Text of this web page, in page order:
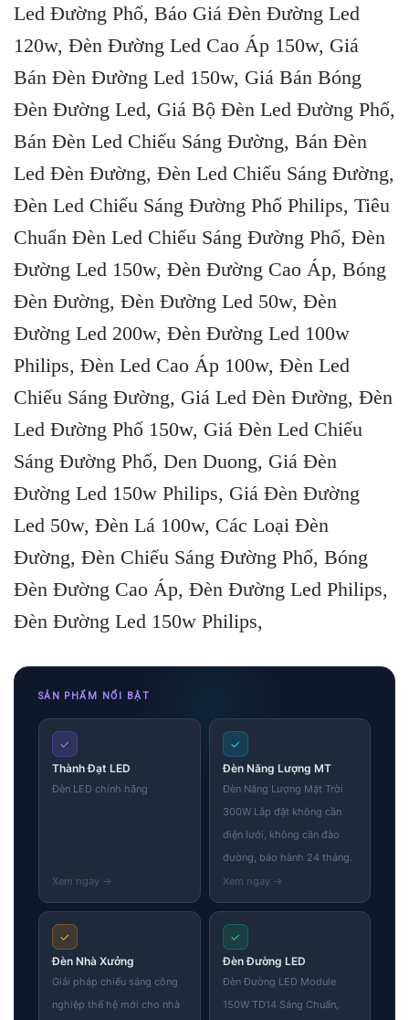
Led Đường Phố, Báo Giá Đèn Đường Led
120w, Đèn Đường Led Cao Áp 150w, Giá
Bán Đèn Đường Led 150w, Giá Bán Bóng
Đèn Đường Led, Giá Bộ Đèn Led Đường Phố,
Bán Đèn Led Chiếu Sáng Đường, Bán Đèn
Led Đèn Đường, Đèn Led Chiếu Sáng Đường,
Đèn Led Chiếu Sáng Đường Phố Philips, Tiêu
Chuẩn Đèn Led Chiếu Sáng Đường Phố, Đèn
Đường Led 150w, Đèn Đường Cao Áp, Bóng
Đèn Đường, Đèn Đường Led 50w, Đèn
Đường Led 200w, Đèn Đường Led 100w
Philips, Đèn Led Cao Áp 100w, Đèn Led
Chiếu Sáng Đường, Giá Led Đèn Đường, Đèn
Led Đường Phố 150w, Giá Đèn Led Chiếu
Sáng Đường Phố, Den Duong, Giá Đèn
Đường Led 150w Philips, Giá Đèn Đường
Led 50w, Đèn Lá 100w, Các Loại Đèn
Đường, Đèn Chiếu Sáng Đường Phố, Bóng
Đèn Đường Cao Áp, Đèn Đường Led Philips,
Đèn Đường Led 150w Philips,
SẢN PHẨM NỔI BẬT
✓
Thành Đạt LED
Đèn LED chính hãng
✓
Đèn Năng Lượng MT
Đèn Năng Lượng Mặt Trời
300W Lắp đặt không cần
điện lưới, không cần đào
đường, bảo hành 24 tháng.
✓
Đèn Nhà Xưởng
Giải pháp chiếu sáng công
nghiệp thế hệ mới cho nhà
✓
Đèn Đường LED
Đèn Đường LED Module
150W TD14 Sáng Chuẩn,